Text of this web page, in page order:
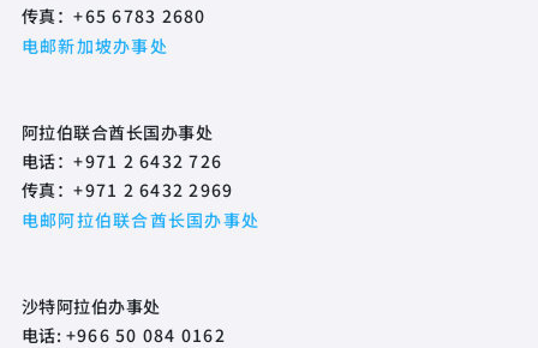
传真：+65 6783 2680
电邮新加坡办事处
阿拉伯联合酋长国办事处
电话：+971 2 6432 726
传真：+971 2 6432 2969
电邮阿拉伯联合酋长国办事处
沙特阿拉伯办事处
电话: +966 50 084 0162